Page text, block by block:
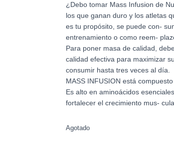
¿Debo tomar Mass Infusion de
los que ganan duro y los atletas
es tu propósito, se puede con-
entrenamiento o como reem-
Para poner masa de calidad,
calidad efectiva para maximizar
consumir hasta tres veces al día.
MASS INFUSION está
Es alto en aminoácidos
fortalecer el crecimiento mus-
Agotado